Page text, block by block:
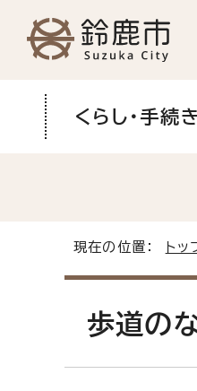
くらし・手続き
現在の位置： トッ
歩道の